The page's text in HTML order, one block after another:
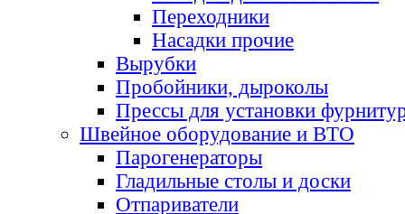
Переходники
Насадки прочие
Вырубки
Пробойники, дыроколы
Прессы для установки
Швейное оборудование и ВТО
Парогенераторы
Гладильные столы и доски
Отпариватели